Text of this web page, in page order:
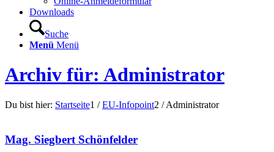
Downloads
Suche
Menü Menü
Archiv für: Administrator
Du bist hier: Startseite1 / EU-Infopoint2 / Administrator
Mag. Siegbert Schönfelder